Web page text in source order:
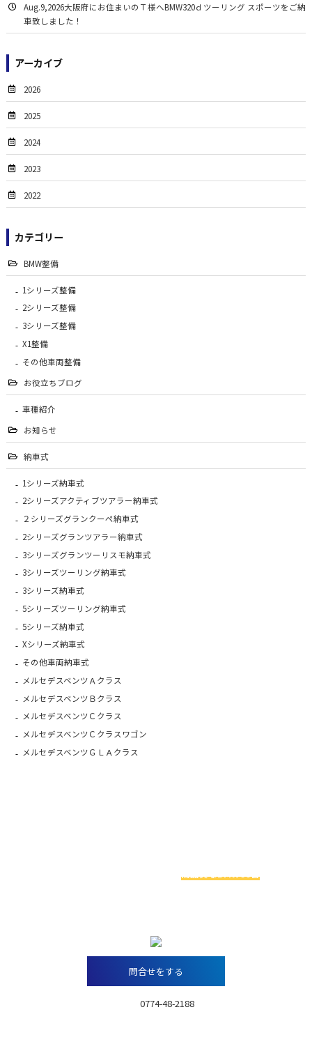
Aug.9,2026大阪府にお住まいのＴ様へBMW320ｄツーリング スポーツをご納
車致しました！
アーカイブ
2026
2025
2024
2023
2022
カテゴリー
BMW整備
1シリーズ整備
2シリーズ整備
3シリーズ整備
X1整備
その他車両整備
お役立ちブログ
車種紹介
お知らせ
納車式
1シリーズ納車式
2シリーズアクティブツアラー納車式
２シリーズグランクーペ納車式
2シリーズグランツアラー納車式
3シリーズグランツーリスモ納車式
3シリーズツーリング納車式
3シリーズ納車式
5シリーズツーリング納車式
5シリーズ納車式
Xシリーズ納車式
その他車両納車式
メルセデスベンツＡクラス
メルセデスベンツＢクラス
メルセデスベンツＣクラス
メルセデスベンツＣクラスワゴン
メルセデスベンツＧＬＡクラス
問合せをする
TEL：0774-48-2188